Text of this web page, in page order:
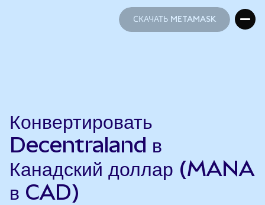
СКАЧАТЬ METAMASK
Конвертировать
Decentraland в
Канадский доллар (MANA
в CAD)